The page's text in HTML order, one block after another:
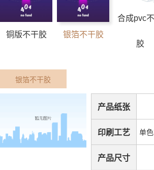
铜版不干胶 银箔不干胶
合成pvc
胶
银箔不干胶
产品纸张
印刷工艺 单
产品尺寸